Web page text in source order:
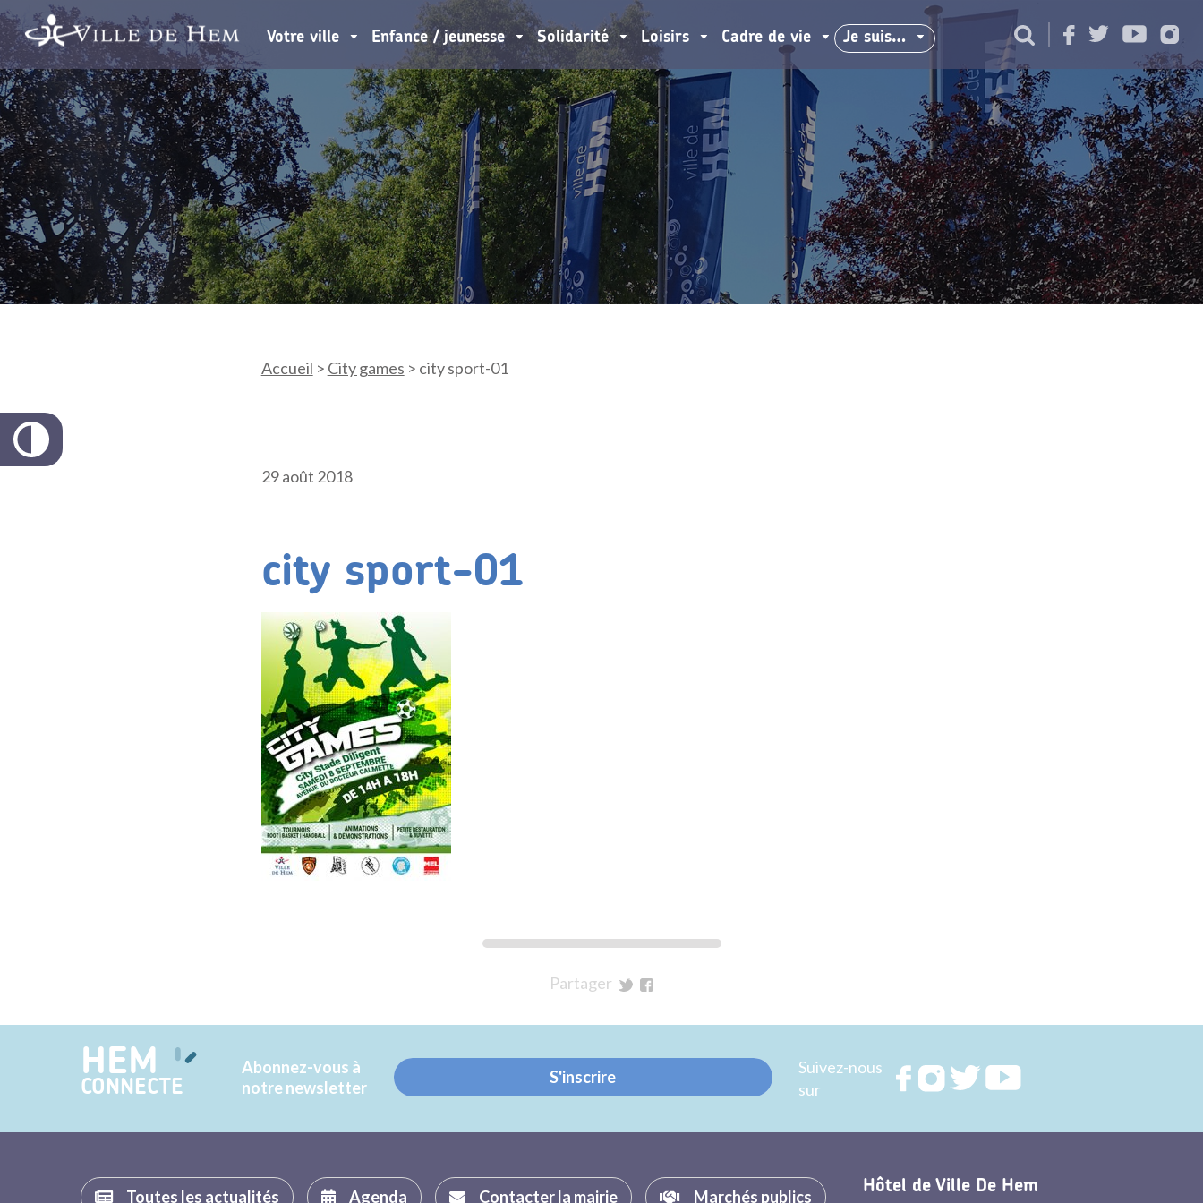
Votre ville Enfance / jeunesse Solidarité Loisirs Cadre de vie Je suis…
Accueil > City games > city sport-01
29 août 2018
city sport-01
Partager
Twitter
Facebook
HEM
CONNECTE
Abonnez-vous à
notre newsletter
S'inscrire
Suivez-nous
sur
RejoignezRejoignezRejoignez
Toutes les actualités Agenda Contacter la mairie Marchés publics
Hôtel de Ville De Hem